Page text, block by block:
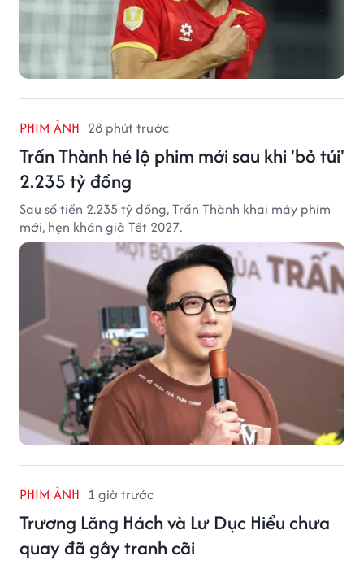
PHIM ẢNH 28 phút trước
Trấn Thành hé lộ phim mới sau khi 'bỏ túi'
2.235 tỷ đồng
Sau số tiền 2.235 tỷ đồng, Trấn Thành khai máy phim
mới, hẹn khán giả Tết 2027.
PHIM ẢNH 1 giờ trước
Trương Lăng Hách và Lư Dục Hiểu chưa
quay đã gây tranh cãi